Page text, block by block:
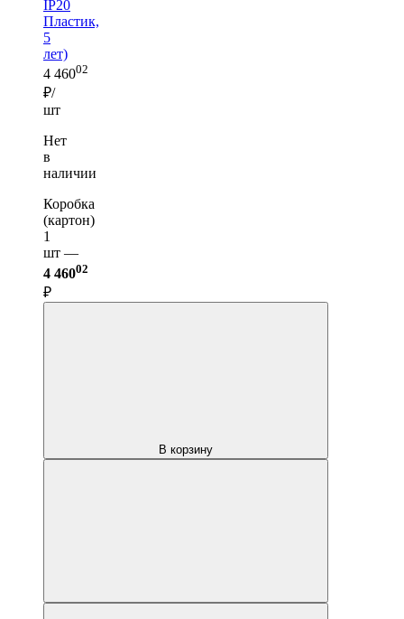
IP20
Пластик,
5
лет)
4 46002
₽/
шт
Нет
в
наличии
Коробка
(картон)
1
шт —
4 46002
₽
В корзину